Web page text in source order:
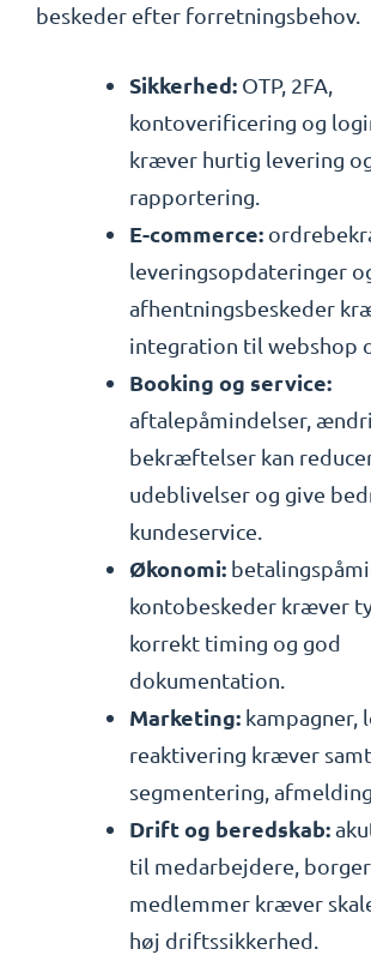
beskeder efter forretningsbehov.
Sikkerhed: OTP, 2FA,
kontoverificering og
kræver hurtig levering
rapportering.
E-commerce:
leveringsopdateringer
afhentningsbeskeder
integration til webshop
Booking og service:
aftalepåmindelser,
bekræftelser kan
udeblivelser og give
kundeservice.
Økonomi:
kontobeskeder kræver
korrekt timing og god
dokumentation.
Marketing: kampagner,
reaktivering kræver
segmentering,
Drift og beredskab:
til medarbejdere,
medlemmer kræver
høj driftssikkerhed.